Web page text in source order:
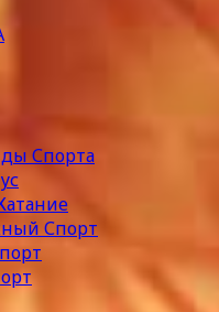
Спорта
Спорт